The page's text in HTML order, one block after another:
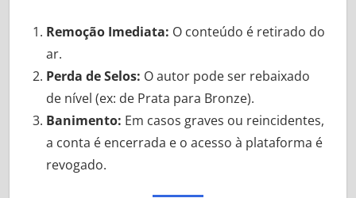
Remoção Imediata: O conteúdo é retirado do
ar.
Perda de Selos: O autor pode ser rebaixado
de nível (ex: de Prata para Bronze).
Banimento: Em casos graves ou reincidentes,
a conta é encerrada e o acesso à plataforma é
revogado.